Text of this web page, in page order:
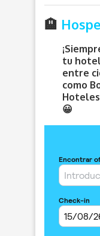
🏨
tu
entre
como
😀